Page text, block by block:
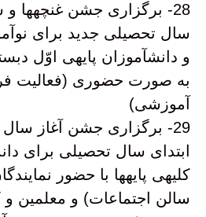
28- برگزاری جشن غنچهها و
سال تحصیلی جدید برای
و دانشآموزان پایهی اوّل
به صورت حضوری (فعالیت
آموزشی)
29- برگزاری جشن آغاز
ابتدای سال تحصیلی برای
کلیهی پایهها با حضور
سالن اجتماعات) و معلمین و